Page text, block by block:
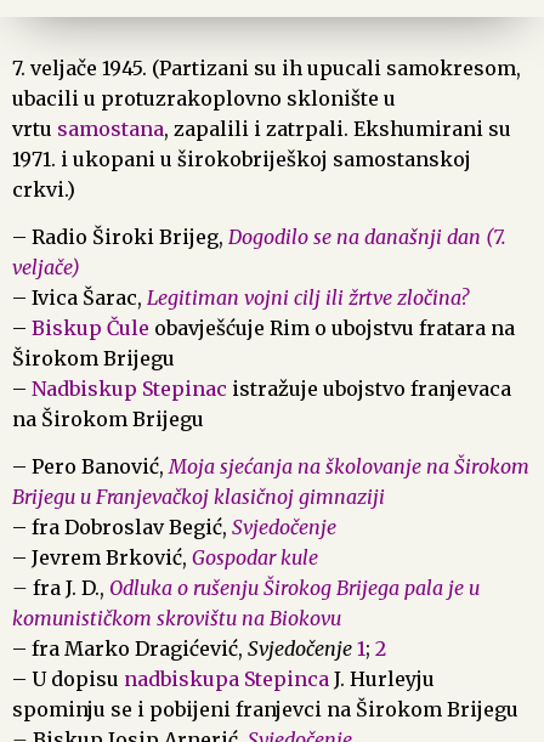
7. veljače 1945. (Partizani su ih upucali samokresom,
ubacili u protuzrakoplovno sklonište u
vrtu samostana, zapalili i zatrpali. Ekshumirani su
1971. i ukopani u širokobriješkoj samostanskoj
crkvi.)
– Radio Široki Brijeg, Dogodilo se na današnji dan (7.
veljače)
– Ivica Šarac, Legitiman vojni cilj ili žrtve zločina?
– Biskup Čule obavješćuje Rim o ubojstvu fratara na
Širokom Brijegu
– Nadbiskup Stepinac istražuje ubojstvo franjevaca
na Širokom Brijegu
– Pero Banović,Moja sjećanja na školovanje na Širokom
Brijegu u Franjevačkoj klasičnoj gimnaziji
– fra Dobroslav Begić, Svjedočenje
– Jevrem Brković, Gospodar kule
– fra J. D., Odluka o rušenju Širokog Brijega pala je u
komunističkom skrovištu na Biokovu
– fra Marko Dragićević, Svjedočenje 1; 2
– U dopisu nadbiskupa Stepinca J. Hurleyju
spominju se i pobijeni franjevci na Širokom Brijegu